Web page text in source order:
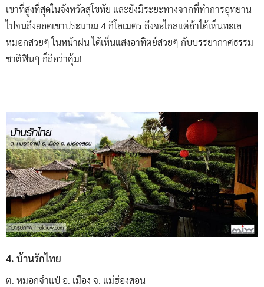
เขาที่สูงที่สุดในจังหวัดสุโขทัย และยังมีระยะทางจากที่ทำการอุทยาน
ไปจนถึงยอดเขาประมาณ 4 กิโลเมตร ถึงจะไกลแต่ถ้าได้เห็นทะเล
หมอกสวยๆ ในหน้าฝน ได้เห็นแสงอาทิตย์สวยๆ กับบรรยากาศธรรม
ชาติฟินๆ ก็ถือว่าคุ้ม!
4. บ้านรักไทย
ต. หมอกจำแป่ อ. เมือง จ. แม่ฮ่องสอน